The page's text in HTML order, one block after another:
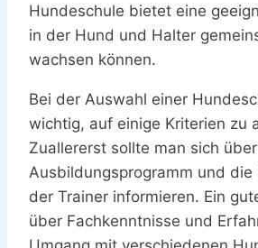
Hundeschule bietet eine
in der Hund und Halter
wachsen können.
Bei der Auswahl einer
wichtig, auf einige Kriterien zu
Zuallererst sollte man sich
Ausbildungsprogramm und die
der Trainer informieren. Ein
über Fachkenntnisse und